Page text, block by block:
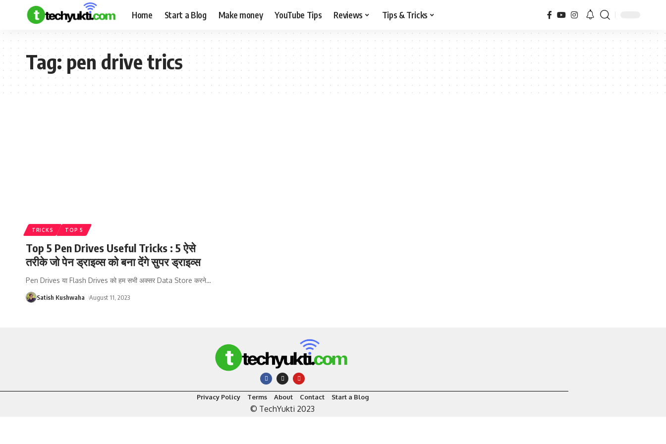
Home Start a Blog Make money YouTube Tips Reviews Tips & Tricks
Tag:pen drive trics
TRICKS TOP 5
Top 5 Pen Drives Useful Tricks : 5 ऐसे
तरीके जो पेन ड्राइव्स को बना देंगे सुपर ड्राइव्स
Pen Drives या Flash Drives को हम सभी अक्सर Data Store करने…
Satish Kushwaha August 11, 2023
Privacy Policy Terms About Contact Start a Blog
© TechYukti 2023